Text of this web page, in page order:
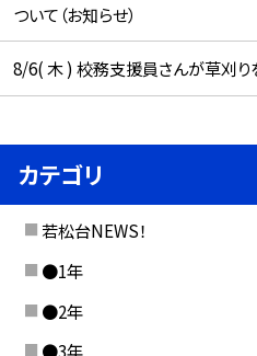
ついて（お知らせ）
8/6( 木 ) 校務支援員さんが草刈り
カテゴリ
若松台NEWS！
●1年
●2年
●3年